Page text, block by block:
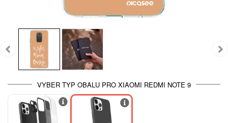
VYBER TYP OBALU PRO XIAOMI REDMI NOTE 9